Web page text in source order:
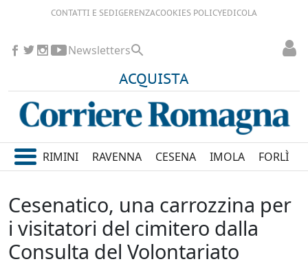
CONTATTI E SEDIGERENZACOOKIES POLICYEDICOLA
ACQUISTA
Newsletters
RIMINI RAVENNA CESENA IMOLA FORLÌ
Cesenatico, una carrozzina per
i visitatori del cimitero dalla
Consulta del Volontariato